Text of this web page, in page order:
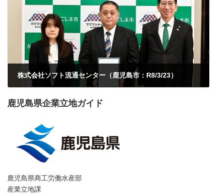
株式会社ソフト流通センター（鹿児島市：R8/3/23）
鹿児島県企業立地ガイド
鹿児島県商工労働水産部
産業立地課